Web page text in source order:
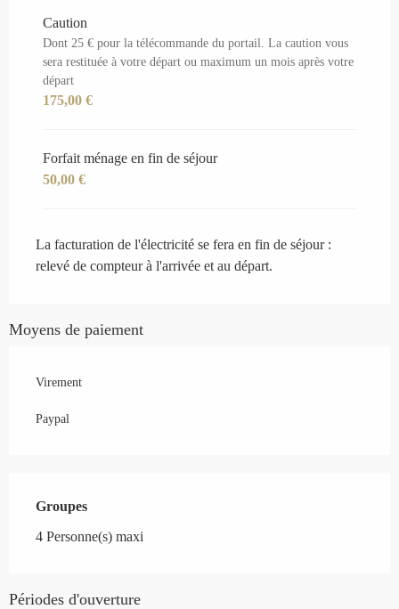
Caution
Dont 25 € pour la télécommande du portail. La caution vous
sera restituée à votre départ ou maximum un mois après votre
départ
175,00 €
Forfait ménage en fin de séjour
50,00 €
La facturation de l'électricité se fera en fin de séjour :
relevé de compteur à l'arrivée et au départ.
Moyens de paiement
Virement
Paypal
Groupes
Groupes
4 Personne(s) maxi
Périodes d'ouverture